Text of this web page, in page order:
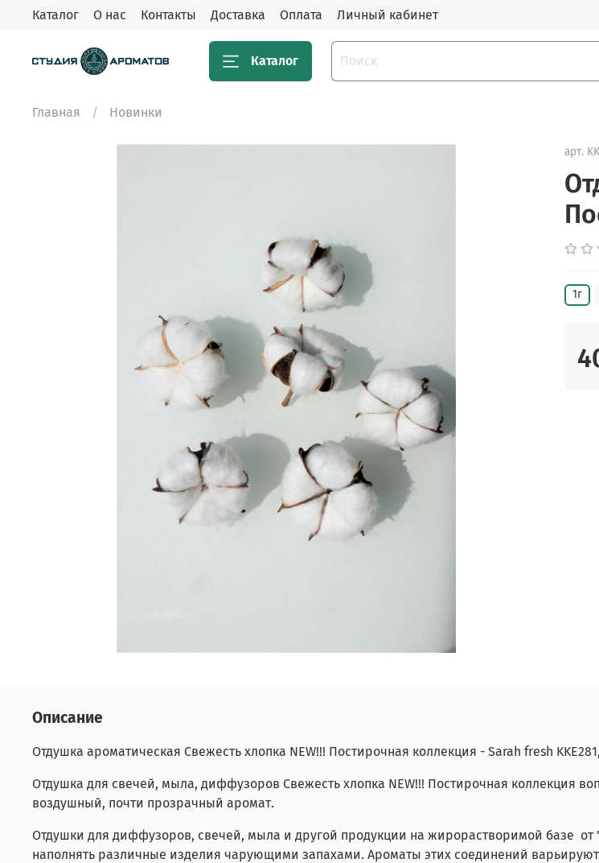
Каталог О нас Контакты Доставка Оплата Личный кабинет
Каталог
Главная Новинки
арт.
1г
Описание
Отдушка ароматическая Свежесть хлопка NEW!!! Постирочная коллекция - Sarah fresh KKE281
Отдушка для свечей, мыла, диффузоров Свежесть хлопка NEW!!! Постирочная коллекция
воздушный, почти прозрачный аромат.
Отдушки для диффузоров, свечей, мыла и другой продукции на жирорастворимой базе
наполнять различные изделия чарующими запахами. Ароматы этих соединений